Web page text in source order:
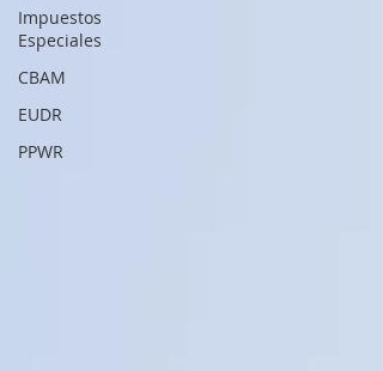
Impuestos
Especiales
CBAM
EUDR
PPWR